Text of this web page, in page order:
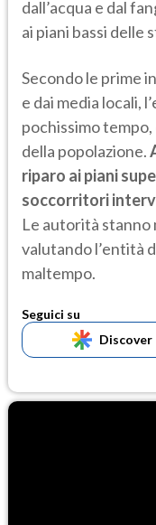
dall’acqua e dal
ai piani bassi delle
Secondo le prime
e dai media locali,
pochissimo
della popolazione.
riparo ai piani
soccorritori
Le autorità stanno
valutando l’entità
maltempo.
Seguici su
Discover